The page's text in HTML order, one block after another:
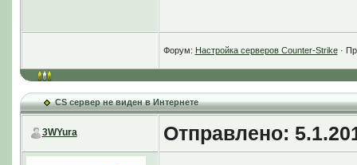
Зайди на сервер
тогда учуешь
Или может я в
ваше мнение.
Форум: Настройка серверов Counter-Strike·
CS сервер не виден в Интернете
3WYura Отправлено: